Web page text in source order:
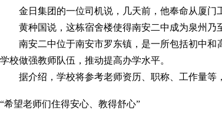
金日集团的一位司机说，几天前，他奉命从厦门
黄种国说，这栋宿舍楼使得南安二中成为泉州
南安二中位于南安市罗东镇，是一所包括初中
学校做强教师队伍，推动提高办学水平。
据介绍，学校将参考老师资历、职称、工作量等
“希望老师们住得安心、教得舒心”